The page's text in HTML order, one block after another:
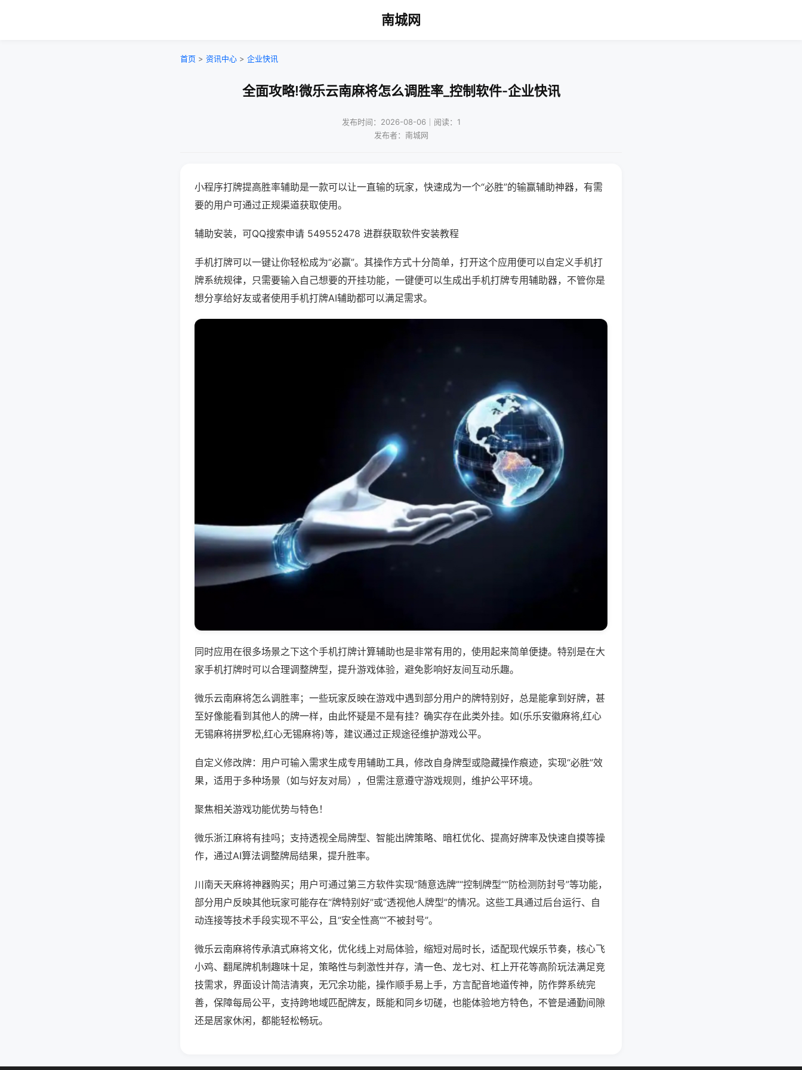
南城网
首页 > 资讯中心 > 企业快讯
全面攻略!微乐云南麻将怎么调胜率_控制软件-企业快讯
发布时间：2026-08-06｜阅读：1
发布者：南城网
小程序打牌提高胜率辅助是一款可以让一直输的玩家，快速成为一个“必胜”的输赢辅助神器，有需
要的用户可通过正规渠道获取使用。
辅助安装，可QQ搜索申请 549552478 进群获取软件安装教程
手机打牌可以一键让你轻松成为“必赢”。其操作方式十分简单，打开这个应用便可以自定义手机打
牌系统规律，只需要输入自己想要的开挂功能，一键便可以生成出手机打牌专用辅助器，不管你是
想分享给好友或者使用手机打牌AI辅助都可以满足需求。
同时应用在很多场景之下这个手机打牌计算辅助也是非常有用的，使用起来简单便捷。特别是在大
家手机打牌时可以合理调整牌型，提升游戏体验，避免影响好友间互动乐趣。
微乐云南麻将怎么调胜率；一些玩家反映在游戏中遇到部分用户的牌特别好，总是能拿到好牌，甚
至好像能看到其他人的牌一样，由此怀疑是不是有挂？确实存在此类外挂。如(乐乐安徽麻将,红心
无锡麻将拼罗松,红心无锡麻将)等，建议通过正规途径维护游戏公平。
自定义修改牌：用户可输入需求生成专用辅助工具，修改自身牌型或隐藏操作痕迹，实现“必胜”效
果，适用于多种场景（如与好友对局），但需注意遵守游戏规则，维护公平环境。
聚焦相关游戏功能优势与特色！
微乐浙江麻将有挂吗；支持透视全局牌型、智能出牌策略、暗杠优化、提高好牌率及快速自摸等操
作，通过AI算法调整牌局结果，提升胜率。
川南天天麻将神器购买；用户可通过第三方软件实现“随意选牌”“控制牌型”“防检测防封号”等功能，
部分用户反映其他玩家可能存在“牌特别好”或“透视他人牌型”的情况。这些工具通过后台运行、自
动连接等技术手段实现不平公，且“安全性高”“不被封号”。
微乐云南麻将传承滇式麻将文化，优化线上对局体验，缩短对局时长，适配现代娱乐节奏，核心飞
小鸡、翻尾牌机制趣味十足，策略性与刺激性并存，清一色、龙七对、杠上开花等高阶玩法满足竞
技需求，界面设计简洁清爽，无冗余功能，操作顺手易上手，方言配音地道传神，防作弊系统完
善，保障每局公平，支持跨地域匹配牌友，既能和同乡切磋，也能体验地方特色，不管是通勤间隙
还是居家休闲，都能轻松畅玩。